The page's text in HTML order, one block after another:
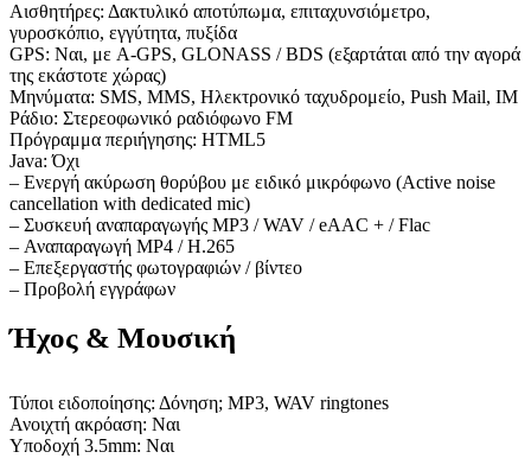
Αισθητήρες: Δακτυλικό αποτύπωμα, επιταχυνσιόμετρο,
γυροσκόπιο, εγγύτητα, πυξίδα
GPS: Ναι, με A-GPS, GLONASS / BDS (εξαρτάται από την αγορά
της εκάστοτε χώρας)
Μηνύματα: SMS, MMS, Ηλεκτρονικό ταχυδρομείο, Push Mail, IM
Ράδιο: Στερεοφωνικό ραδιόφωνο FM
Πρόγραμμα περιήγησης: HTML5
Java: Όχι
– Ενεργή ακύρωση θορύβου με ειδικό μικρόφωνο (Active noise
cancellation with dedicated mic)
– Συσκευή αναπαραγωγής MP3 / WAV / eAAC + / Flac
– Αναπαραγωγή MP4 / H.265
– Επεξεργαστής φωτογραφιών / βίντεο
– Προβολή εγγράφων
Ήχος & Μουσική
Τύποι ειδοποίησης: Δόνηση; MP3, WAV ringtones
Ανοιχτή ακρόαση: Ναι
Υποδοχή 3.5mm: Ναι